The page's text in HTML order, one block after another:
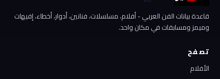
قاعدة بيانات الفن العربي - أفلام، مسلسلات، فنانين، أدوار، أخطاء، إفيهات
وميمز ومسابقات في مكان واحد.
تصفح
الأفلام